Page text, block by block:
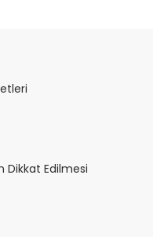
Dikkat Edilmesi